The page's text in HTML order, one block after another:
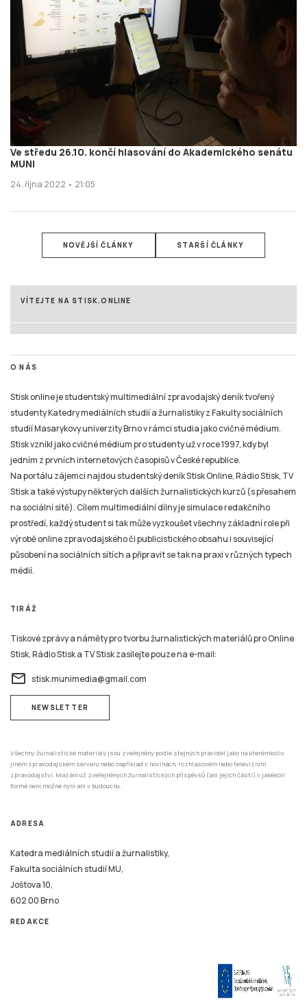
Ve středu 26.10. končí hlasování do Akademického senátu
MUNI
24. října 2022 • 21:05
NOVĚJŠÍ ČLÁNKY STARŠÍ ČLÁNKY
VÍTEJTE NA STISK.ONLINE
O NÁS
Stisk online je studentský multimediální zpravodajský deník tvořený
studenty Katedry mediálních studií a žurnalistiky z Fakulty sociálních
studií Masarykovy univerzity Brno v rámci studia jako cvičné médium.
Stisk vznikl jako cvičné médium pro studenty už v roce 1997, kdy byl
jedním z prvních internetových časopisů v České republice.
Na portálu zájemci najdou studentský deník Stisk Online, Rádio Stisk, TV
Stisk a také výstupy některých dalších žurnalistických kurzů (s přesahem
na sociální sítě). Cílem multimediální dílny je simulace redakčního
prostředí, každý student si tak může vyzkoušet všechny základní role při
výrobě online zpravodajského či publicistického obsahu i související
působení na sociálních sítích a připravit se tak na praxi v různých typech
médií.
TIRÁŽ
Tiskové zprávy a náměty pro tvorbu žurnalistických materiálů pro Online
Stisk, Rádio Stisk a TV Stisk zasílejte pouze na e-mail:
email stisk.munimedia@gmail.com
NEWSLETTER
Všechny žurnalistické materiály jsou zveřejněny podle stejných pravidel jako na kterémkoliv
jiném zpravodajském serveru nebo například v novinách, rozhlasovém nebo televizním
zpravodajství. Mazání už zveřejněných žurnalistických příspěvků (ani jejich částí) v jakékoli
formě není možné nyní ani v budoucnu.
ADRESA
Katedra mediálních studií a žurnalistiky,
Fakulta sociálních studií MU,
Joštova 10,
602 00 Brno
REDAKCE